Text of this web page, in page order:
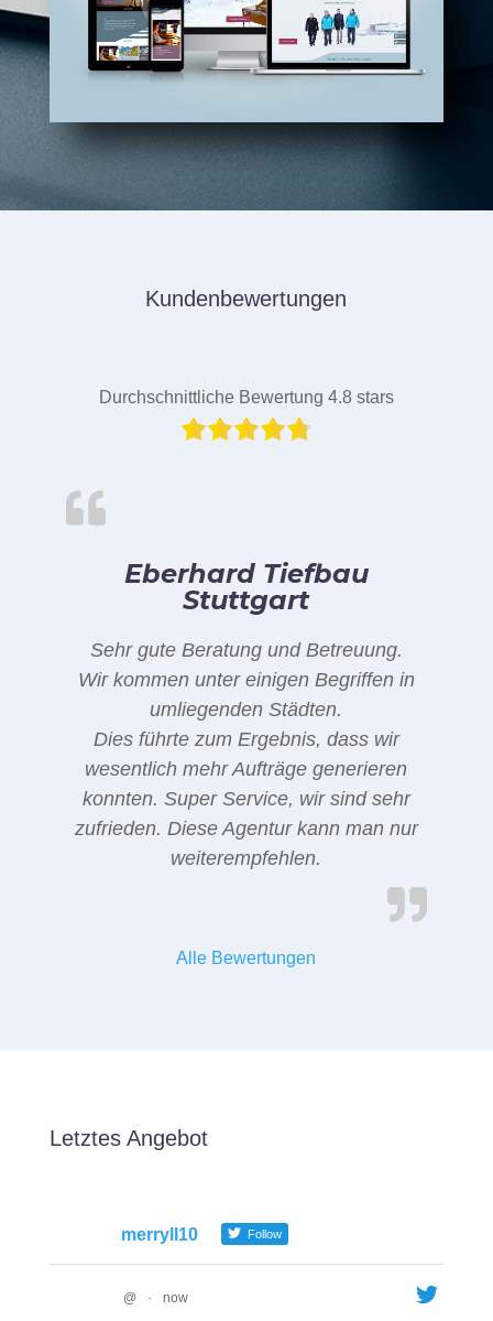
Kundenbewertungen
Durchschnittliche Bewertung 4.8 stars
Eberhard Tiefbau
Stuttgart
Sehr gute Beratung und Betreuung.
Wir kommen unter einigen Begriffen in
umliegenden Städten.
Dies führte zum Ergebnis, dass wir
wesentlich mehr Aufträge generieren
konnten. Super Service, wir sind sehr
zufrieden. Diese Agentur kann man nur
weiterempfehlen.
Alle Bewertungen
Letztes Angebot
merryll10 Follow
@ · now